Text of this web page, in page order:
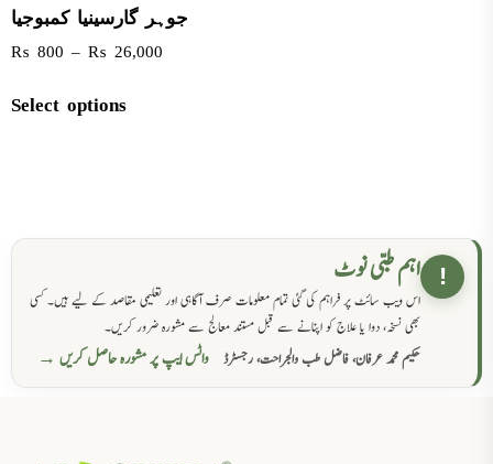
جوہر گارسینیا کمبوجیا
₨ 800 – ₨ 26,000
Select options
! اہم طبی نوٹ
اس ویب سائٹ پر فراہم کی گئی تمام معلومات صرف آگاہی اور تعلیمی مقاصد کے لیے ہیں۔ کسی
بھی نسخہ، دوا یا علاج کو اپنانے سے قبل مستند معالج سے مشورہ ضرور کریں۔
حکیم محمد عرفان، فاضل طب والجراحت، رجسٹرڈ
واٹس ایپ پر مشورہ حاصل کریں →